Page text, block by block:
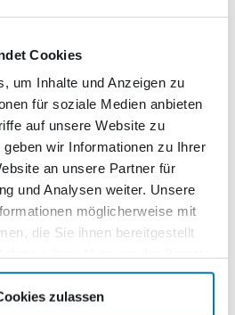
Cookies
um Inhalte und Anzeigen zu
für soziale Medien anbieten
auf unsere Website zu
wir Informationen zu Ihrer
an unsere Partner für
und Analysen weiter. Unsere
möglicherweise mit
die Sie ihnen bereitgestellt
zulassen
Netto